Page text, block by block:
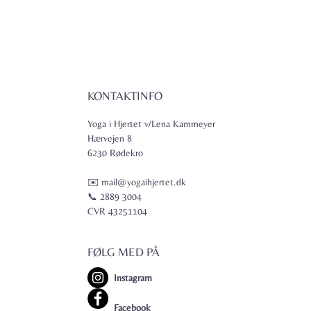
KONTAKTINFO
Yoga i Hjertet v/Lena Kammeyer
Hærvejen 8
6230 Rødekro
✉️ mail@yogaihjertet.dk
📞 2889 3004
CVR 43251104
FØLG MED PÅ
Instagram
Facebook